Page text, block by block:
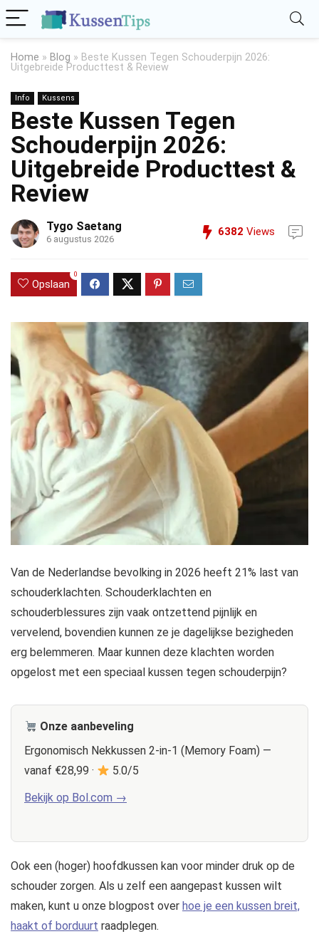
Home » Blog » Beste Kussen Tegen Schouderpijn 2026:
Uitgebreide Producttest & Review
Info Kussens
Beste Kussen Tegen
Schouderpijn 2026:
Uitgebreide Producttest &
Review
Tygo Saetang
6 augustus 2026
6382 Views
Opslaan
0
Van de Nederlandse bevolking in 2026 heeft 21% last van
schouderklachten. Schouderklachten en
schouderblessures zijn vaak ontzettend pijnlijk en
vervelend, bovendien kunnen ze je dagelijkse bezigheden
erg belemmeren. Maar kunnen deze klachten worden
opgelost met een speciaal kussen tegen schouderpijn?
Onze aanbeveling
Ergonomisch Nekkussen 2-in-1 (Memory Foam) —
vanaf €28,99 ·
5.0/5
Bekijk op Bol.com →
Ook een (hoger) hoofdkussen kan voor minder druk op de
schouder zorgen. Als u zelf een aangepast kussen wilt
maken, kunt u onze blogpost over hoe je een kussen breit,
haakt of borduurt raadplegen.